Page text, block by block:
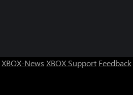
XBOX-News XBOX Support Feedback